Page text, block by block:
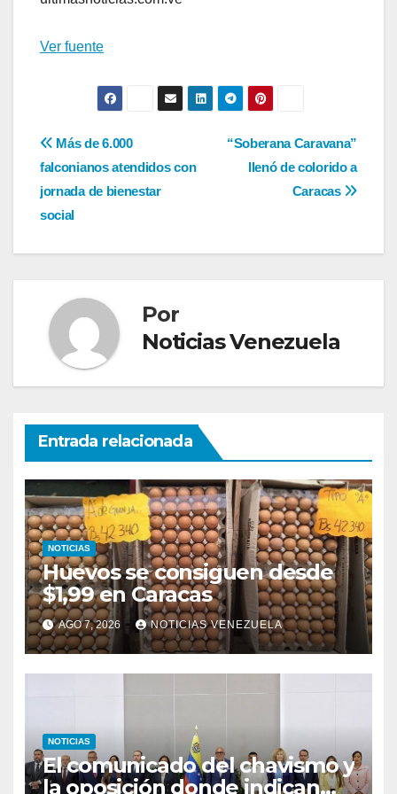
Ver fuente
Navegación
de
entradas
“Soberana Caravana”
llenó de colorido a
Caracas
Más de 6.000
falconianos atendidos con
jornada de bienestar
social
Por
Noticias Venezuela
Entrada relacionada
NOTICIAS
Huevos se consiguen desde
$1,99 en Caracas
AGO 7, 2026 NOTICIAS VENEZUELA
NOTICIAS
El comunicado del chavismo y
la oposición donde indican